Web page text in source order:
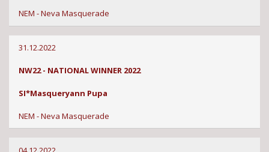
NEM - Neva Masquerade
31.12.2022
NW22 - NATIONAL WINNER 2022
SI*Masqueryann Pupa
NEM - Neva Masquerade